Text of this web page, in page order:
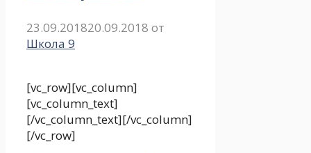
23.09.201820.09.2018 от
Школа 9
[vc_row][vc_column]
[vc_column_text]
[/vc_column_text][/vc_column]
[/vc_row]